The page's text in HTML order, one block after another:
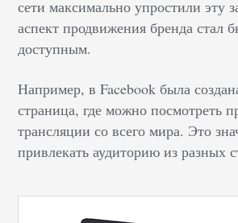
сети максимально упростили эту
аспект продвижения бренда стал
доступным.
Например, в Facebook была
страница, где можно посмотреть
трансляции со всего мира. Это
привлекать аудиторию из разных